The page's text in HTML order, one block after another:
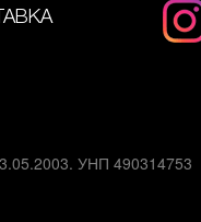
УНП 490314753